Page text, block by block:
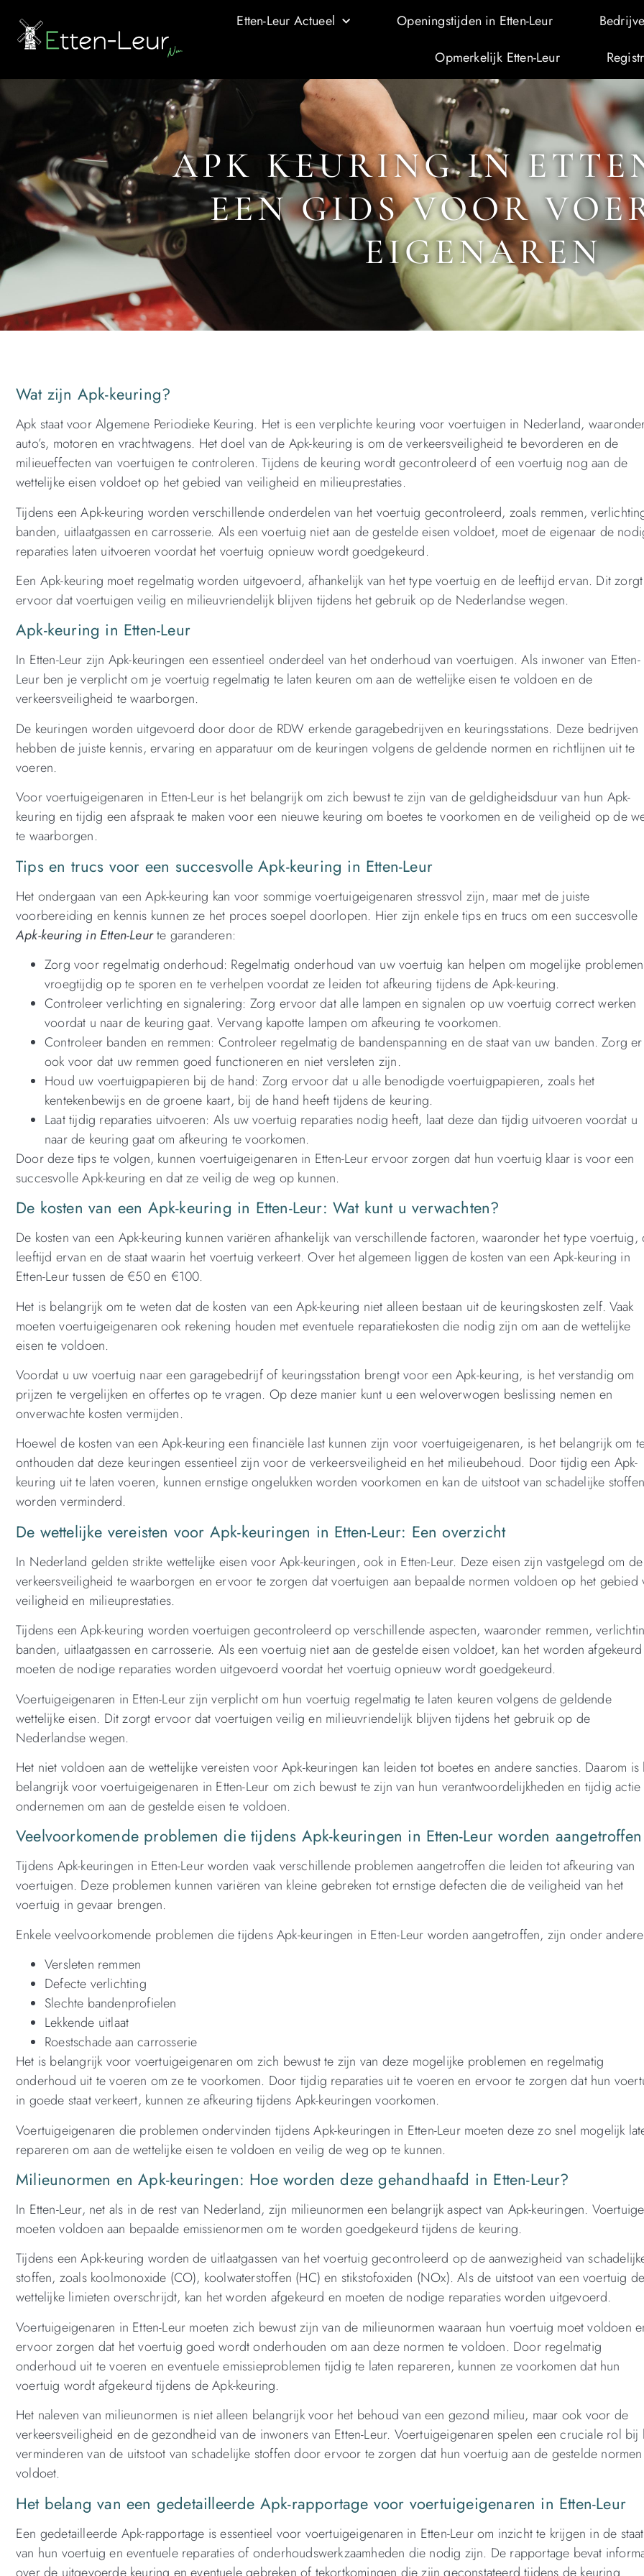
Etten-Leur Actueel Openingstijden in Etten-Leur
Opmerkelijk Etten-Leur
APK KEURING IN
EEN GIDS VOOR
EIGENAREN
Wat zijn Apk-keuring?
Apk staat voor Algemene Periodieke Keuring. Het is een verplichte keuring voor voertuigen in Nederland,
auto’s, motoren en vrachtwagens. Het doel van de Apk-keuring is om de verkeersveiligheid te bevorderen en de
milieueffecten van voertuigen te controleren. Tijdens de keuring wordt gecontroleerd of een voertuig nog aan de
wettelijke eisen voldoet op het gebied van veiligheid en milieuprestaties.
Tijdens een Apk-keuring worden verschillende onderdelen van het voertuig gecontroleerd, zoals remmen,
banden, uitlaatgassen en carrosserie. Als een voertuig niet aan de gestelde eisen voldoet, moet de eigenaar de
reparaties laten uitvoeren voordat het voertuig opnieuw wordt goedgekeurd.
Een Apk-keuring moet regelmatig worden uitgevoerd, afhankelijk van het type voertuig en de leeftijd ervan. Dit zorgt
ervoor dat voertuigen veilig en milieuvriendelijk blijven tijdens het gebruik op de Nederlandse wegen.
Apk-keuring in Etten-Leur
In Etten-Leur zijn Apk-keuringen een essentieel onderdeel van het onderhoud van voertuigen. Als inwoner van Etten-
Leur ben je verplicht om je voertuig regelmatig te laten keuren om aan de wettelijke eisen te voldoen en de
verkeersveiligheid te waarborgen.
De keuringen worden uitgevoerd door door de RDW erkende garagebedrijven en keuringsstations. Deze bedrijven
hebben de juiste kennis, ervaring en apparatuur om de keuringen volgens de geldende normen en richtlijnen uit te
voeren.
Voor voertuigeigenaren in Etten-Leur is het belangrijk om zich bewust te zijn van de geldigheidsduur van hun Apk-
keuring en tijdig een afspraak te maken voor een nieuwe keuring om boetes te voorkomen en de veiligheid op de
te waarborgen.
Tips en trucs voor een succesvolle Apk-keuring in Etten-Leur
Het ondergaan van een Apk-keuring kan voor sommige voertuigeigenaren stressvol zijn, maar met de juiste
voorbereiding en kennis kunnen ze het proces soepel doorlopen. Hier zijn enkele tips en trucs om een succesvolle
Apk-keuring in Etten-Leurte garanderen:
Zorg voor regelmatig onderhoud: Regelmatig onderhoud van uw voertuig kan helpen om mogelijke problemen
vroegtijdig op te sporen en te verhelpen voordat ze leiden tot afkeuring tijdens de Apk-keuring.
Controleer verlichting en signalering: Zorg ervoor dat alle lampen en signalen op uw voertuig correct werken
voordat u naar de keuring gaat. Vervang kapotte lampen om afkeuring te voorkomen.
Controleer banden en remmen: Controleer regelmatig de bandenspanning en de staat van uw banden. Zorg er
ook voor dat uw remmen goed functioneren en niet versleten zijn.
Houd uw voertuigpapieren bij de hand: Zorg ervoor dat u alle benodigde voertuigpapieren, zoals het
kentekenbewijs en de groene kaart, bij de hand heeft tijdens de keuring.
Laat tijdig reparaties uitvoeren: Als uw voertuig reparaties nodig heeft, laat deze dan tijdig uitvoeren voordat u
naar de keuring gaat om afkeuring te voorkomen.
Door deze tips te volgen, kunnen voertuigeigenaren in Etten-Leur ervoor zorgen dat hun voertuig klaar is voor een
succesvolle Apk-keuring en dat ze veilig de weg op kunnen.
De kosten van een Apk-keuring in Etten-Leur: Wat kunt u verwachten?
De kosten van een Apk-keuring kunnen variëren afhankelijk van verschillende factoren, waaronder het type voertuig,
leeftijd ervan en de staat waarin het voertuig verkeert. Over het algemeen liggen de kosten van een Apk-keuring in
Etten-Leur tussen de €50 en €100.
Het is belangrijk om te weten dat de kosten van een Apk-keuring niet alleen bestaan uit de keuringskosten zelf. Vaak
moeten voertuigeigenaren ook rekening houden met eventuele reparatiekosten die nodig zijn om aan de wettelijke
eisen te voldoen.
Voordat u uw voertuig naar een garagebedrijf of keuringsstation brengt voor een Apk-keuring, is het verstandig om
prijzen te vergelijken en offertes op te vragen. Op deze manier kunt u een weloverwogen beslissing nemen en
onverwachte kosten vermijden.
Hoewel de kosten van een Apk-keuring een financiële last kunnen zijn voor voertuigeigenaren, is het belangrijk om
onthouden dat deze keuringen essentieel zijn voor de verkeersveiligheid en het milieubehoud. Door tijdig een Apk-
keuring uit te laten voeren, kunnen ernstige ongelukken worden voorkomen en kan de uitstoot van schadelijke
worden verminderd.
De wettelijke vereisten voor Apk-keuringen in Etten-Leur: Een overzicht
In Nederland gelden strikte wettelijke eisen voor Apk-keuringen, ook in Etten-Leur. Deze eisen zijn vastgelegd om de
verkeersveiligheid te waarborgen en ervoor te zorgen dat voertuigen aan bepaalde normen voldoen op het gebied
veiligheid en milieuprestaties.
Tijdens een Apk-keuring worden voertuigen gecontroleerd op verschillende aspecten, waaronder remmen,
banden, uitlaatgassen en carrosserie. Als een voertuig niet aan de gestelde eisen voldoet, kan het worden
moeten de nodige reparaties worden uitgevoerd voordat het voertuig opnieuw wordt goedgekeurd.
Voertuigeigenaren in Etten-Leur zijn verplicht om hun voertuig regelmatig te laten keuren volgens de geldende
wettelijke eisen. Dit zorgt ervoor dat voertuigen veilig en milieuvriendelijk blijven tijdens het gebruik op de
Nederlandse wegen.
Het niet voldoen aan de wettelijke vereisten voor Apk-keuringen kan leiden tot boetes en andere sancties. Daarom is
belangrijk voor voertuigeigenaren in Etten-Leur om zich bewust te zijn van hun verantwoordelijkheden en tijdig actie
ondernemen om aan de gestelde eisen te voldoen.
Veelvoorkomende problemen die tijdens Apk-keuringen in Etten-Leur worden aangetroffen
Tijdens Apk-keuringen in Etten-Leur worden vaak verschillende problemen aangetroffen die leiden tot afkeuring van
voertuigen. Deze problemen kunnen variëren van kleine gebreken tot ernstige defecten die de veiligheid van het
voertuig in gevaar brengen.
Enkele veelvoorkomende problemen die tijdens Apk-keuringen in Etten-Leur worden aangetroffen, zijn onder
Versleten remmen
Defecte verlichting
Slechte bandenprofielen
Lekkende uitlaat
Roestschade aan carrosserie
Het is belangrijk voor voertuigeigenaren om zich bewust te zijn van deze mogelijke problemen en regelmatig
onderhoud uit te voeren om ze te voorkomen. Door tijdig reparaties uit te voeren en ervoor te zorgen dat hun
in goede staat verkeert, kunnen ze afkeuring tijdens Apk-keuringen voorkomen.
Voertuigeigenaren die problemen ondervinden tijdens Apk-keuringen in Etten-Leur moeten deze zo snel mogelijk
repareren om aan de wettelijke eisen te voldoen en veilig de weg op te kunnen.
Milieunormen en Apk-keuringen: Hoe worden deze gehandhaafd in Etten-Leur?
In Etten-Leur, net als in de rest van Nederland, zijn milieunormen een belangrijk aspect van Apk-keuringen.
moeten voldoen aan bepaalde emissienormen om te worden goedgekeurd tijdens de keuring.
Tijdens een Apk-keuring worden de uitlaatgassen van het voertuig gecontroleerd op de aanwezigheid van
stoffen, zoals koolmonoxide (CO), koolwaterstoffen (HC) en stikstofoxiden (NOx). Als de uitstoot van een voertuig
wettelijke limieten overschrijdt, kan het worden afgekeurd en moeten de nodige reparaties worden uitgevoerd.
Voertuigeigenaren in Etten-Leur moeten zich bewust zijn van de milieunormen waaraan hun voertuig moet voldoen
ervoor zorgen dat het voertuig goed wordt onderhouden om aan deze normen te voldoen. Door regelmatig
onderhoud uit te voeren en eventuele emissieproblemen tijdig te laten repareren, kunnen ze voorkomen dat hun
voertuig wordt afgekeurd tijdens de Apk-keuring.
Het naleven van milieunormen is niet alleen belangrijk voor het behoud van een gezond milieu, maar ook voor de
verkeersveiligheid en de gezondheid van de inwoners van Etten-Leur. Voertuigeigenaren spelen een cruciale rol bij
verminderen van de uitstoot van schadelijke stoffen door ervoor te zorgen dat hun voertuig aan de gestelde normen
voldoet.
Het belang van een gedetailleerde Apk-rapportage voor voertuigeigenaren in Etten-Leur
Een gedetailleerde Apk-rapportage is essentieel voor voertuigeigenaren in Etten-Leur om inzicht te krijgen in de staat
van hun voertuig en eventuele reparaties of onderhoudswerkzaamheden die nodig zijn. De rapportage bevat
over de uitgevoerde keuring en eventuele gebreken of tekortkomingen die zijn geconstateerd tijdens de keuring.